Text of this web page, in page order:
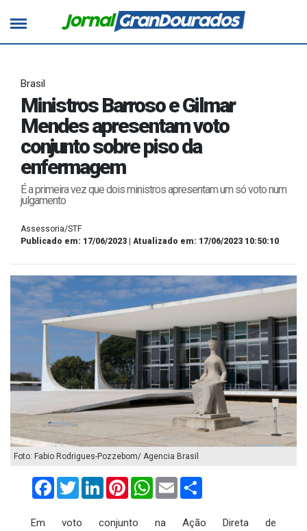
Brasil
Ministros Barroso e Gilmar
Mendes apresentam voto
conjunto sobre piso da
enfermagem
É a primeira vez que dois ministros apresentam um só voto num
julgamento
Assessoria/STF
Publicado em: 17/06/2023 | Atualizado em: 17/06/2023 10:50:10
Foto: Fabio Rodrigues-Pozzebom/ Agencia Brasil
FacebookTwitterLinkedInPinterestWhatsApp
Email
Em voto conjunto na Ação Direta de